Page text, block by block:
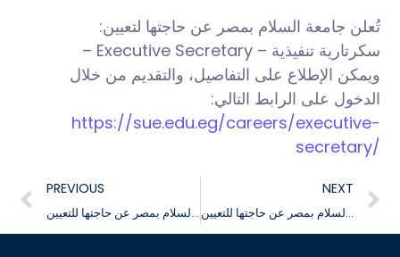
تُعلن جامعة السلام بمصر عن حاجتها لتعيين:
– Executive Secretary – سكرتارية تنفيذية
ويمكن الإطلاع على التفاصيل، والتقديم من خلال
الدخول على الرابط التالي:
https://sue.edu.eg/careers/executive-
secretary/
PREVIOUS
تُعلن جامعة السلام بمصر عن حاجتها للتعيين
NEXT
تُعلن جامعة السلام بمصر عن حاجتها للتعيين